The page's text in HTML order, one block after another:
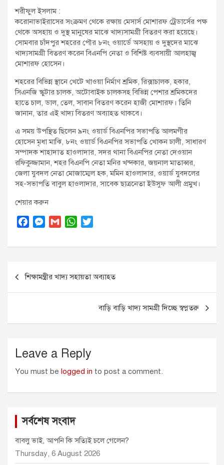
t
:
শরীফুল ইসলাম :
করোনাভাইরাসের সংক্রমণ থেকে রক্ষায় মেসার্স মোশারফ ট্রেডার্সের পক্ষ
থেকে অসহায় ও দুস্থ মানুষের মাঝে খাদ্যসামগ্রী বিতরণ করা হয়েছে।
সোমবার চাঁদপুর শহরের পৌর ৮নং ওয়ার্ডে অসহায় ও দুস্থদের মাঝে
খাদ্যসামগ্রী বিতরণ করেন বিএনপি নেতা ও বিশিষ্ট ব্যবসায়ী আলহাজ্ব
মোশারফ হোসেন।
শহরের বিভিন্ন স্থানে খেটে খাওয়া নির্মাণ শ্রমিক, রিক্সাচালক, হকার,
সিএনজি স্কুটার চালক, অটোবাইক চালকসহ বিভিন্ন পেশার শ্রমিকদের
হাতে চাল, ডাল, তেল, সাবান বিতরণ করেন হাজী মোশারফ। তিনি
জানান, তার এই খাদ্য বিতরণ অব্যাহত থাকবে।
এ সময় উপস্থিত ছিলেন ৯নং ওয়ার্ড বিএনপির সভাপতি আলমগীর
হোসেন মৃধা মাঝি, ৮নং ওয়ার্ড বিএনপির সভাপতি খোকন ঢালী, সাধারণ
সম্পাদক শাহাদাত হাওলাদার, সদর থানা বিএনপির নেতা দেওয়ান
রফিকুজ্জামান, শহর বিএনপি নেতা মনির খন্দকার, জয়নাল মাতাব্বর,
জেলা যুবদল নেতা মোজাম্মেল হক, মমিন হাওলাদার, ওয়ার্ড যুবদলের
সহ-সভাপতি বাবুল হাওলাদার, সাবেক ছাত্রনেতা ইউসুফ আলী প্রমুখ।
শেয়ার করুন
c
o
o
M
s
n
g
G
a
W
a
A
p
i
e
r
Post
navigation
শিক্ষামন্ত্রীর খাদ্য সহায়তা অব্যাহত
বাড়ি বাড়ি খাদ্য সামগ্রী দিচ্ছে স্বপ্নতরু
Leave a Reply
You must be logged in to post a comment.
সর্বশেষ সংবাদ
বাবলু ভাই, আপনি কি সত্যিই চলে গেলেন?
Thursday, 6 August 2026